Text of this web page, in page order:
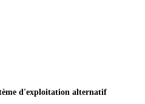
d'exploitation alternatif